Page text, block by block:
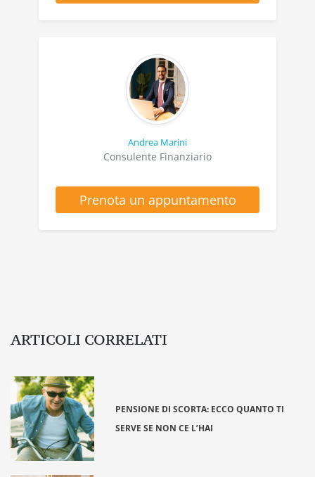
Andrea Marini
Consulente Finanziario
Prenota un appuntamento
ARTICOLI CORRELATI
PENSIONE DI SCORTA: ECCO QUANTO TI
SERVE SE NON CE L’HAI